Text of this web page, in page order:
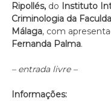
Ripollés, do Instituto
Criminologia da
Málaga, com
Fernanda Palma.
– entrada livre –
Informações: